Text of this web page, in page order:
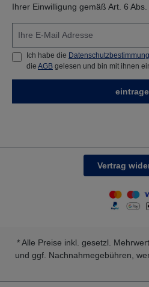
Ihrer Einwilligung gemäß Art. 6
Ich habe die
die AGB gelesen und bin mit ihnen
Vertrag
* Alle Preise inkl. gesetzl.
und ggf. Nachnahmegebühren,